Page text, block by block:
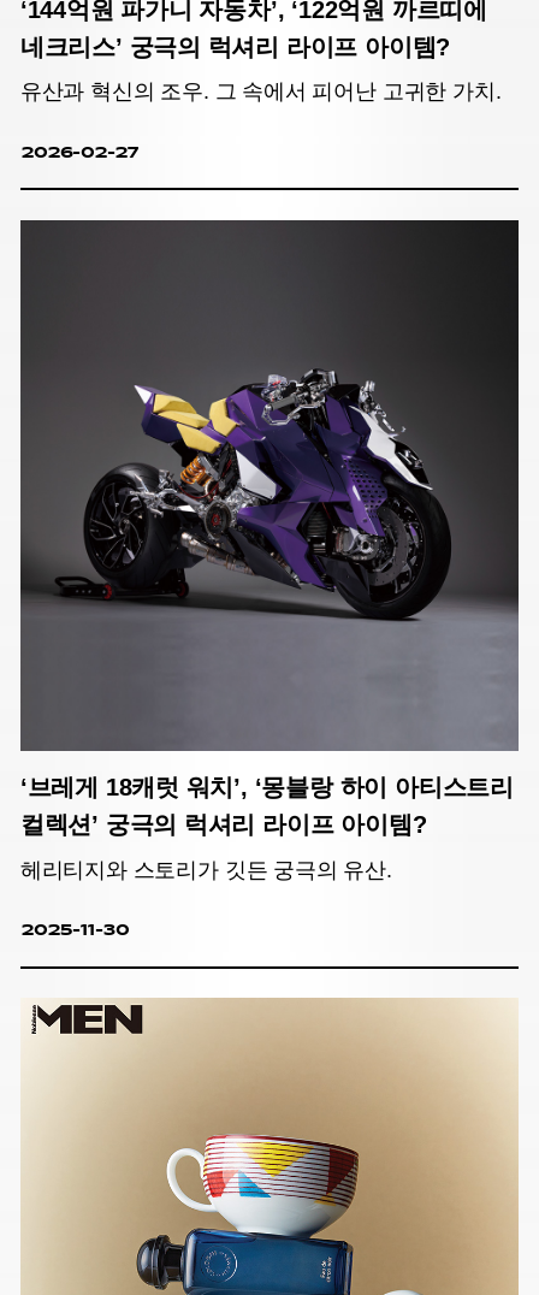
‘144억원 파가니 자동차’, ‘122억원 까르띠에
네크리스’ 궁극의 럭셔리 라이프 아이템?
유산과 혁신의 조우. 그 속에서 피어난 고귀한 가치.
2026-02-27
‘브레게 18캐럿 워치’, ‘몽블랑 하이 아티스트리
컬렉션’ 궁극의 럭셔리 라이프 아이템?
헤리티지와 스토리가 깃든 궁극의 유산.
2025-11-30